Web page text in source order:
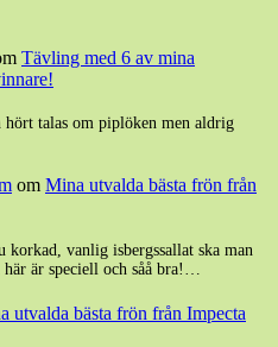
Tävling med 6 av mina
hört talas om piplöken men aldrig
om Mina utvalda bästa frön från
korkad, vanlig isbergssallat ska man
här är speciell och såå bra!…
utvalda bästa frön från Impecta